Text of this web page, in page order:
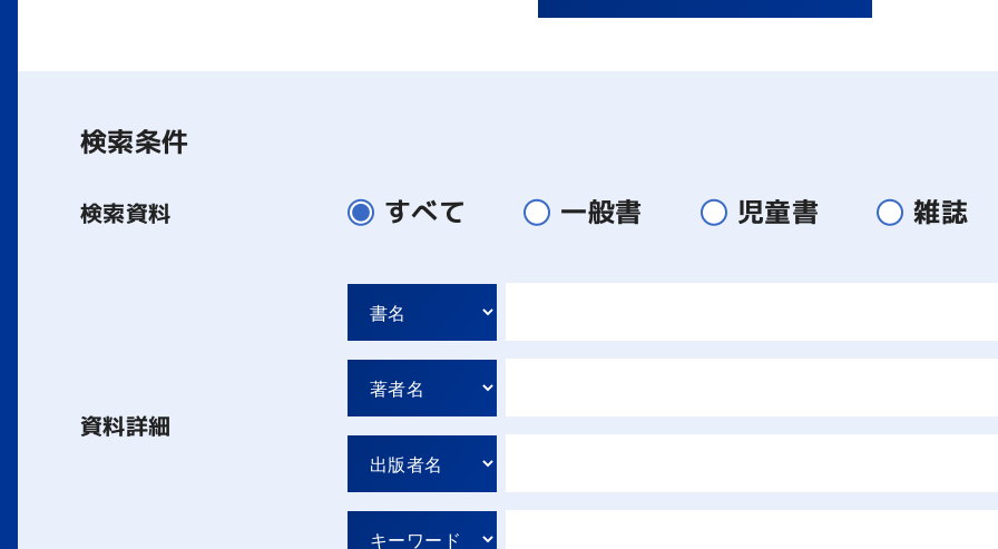
検索条件
検索資料 すべて 一般書 児童書 雑誌
資料詳細